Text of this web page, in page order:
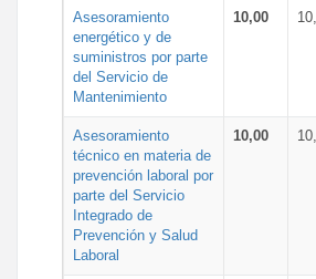
Asesoramiento
energético y de
suministros por parte
del Servicio de
Mantenimiento
10,00
Asesoramiento
técnico en materia de
prevención laboral por
parte del Servicio
Integrado de
Prevención y Salud
Laboral
10,00